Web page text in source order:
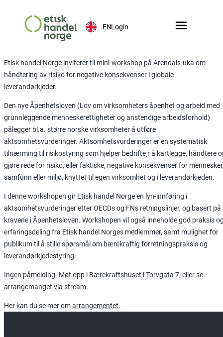
ENLogin
Etisk handel Norge inviterer til mini-workshop på Arendals-uka om
håndtering av risiko for negative konsekvenser i globale
leverandørkjeder.
Den nye Åpenhetsloven (Lov om virksomheters åpenhet og arbeid med
grunnleggende menneskerettigheter og anstendige arbeidsforhold)
pålegger bl.a. større norske virksomheter å utføre
aktsomhetsvurderinger. Aktsomhetsvurderinger er en systematisk
tilnærming til risikostyring som hjelper bedrifte r å kartlegge, håndtere
gjøre rede for risiko, eller faktiske, negative konsekvenser for
samfunn eller miljø, knyttet til egen virksomhet og i leverandørkjeden.
I denne workshopen gir Etisk handel Norge en lyn-innføring i
aktsomhetsvurderinger etter OECDs og FNs retningslinjer, og basert på
kravene i Åpenhetsloven. Workshopen vil også inneholde god praksis
erfaringsdeling fra Etisk handel Norges medlemmer, samt mulighet for
publikum til å stille spørsmål om bærekraftig forretningspraksis og
leverandørkjedestyring.
Ingen påmelding. Møt opp i Bærekraftshuset i Torvgata 7, eller se
arrangemanget via stream.
Her kan du se mer omarrangementet.